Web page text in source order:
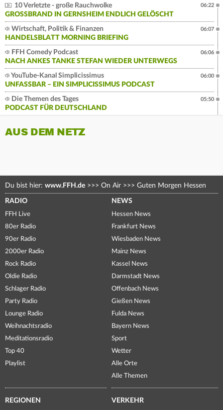
10 Verletzte - große Rauchwolke
GROSSBRAND IN GERNSHEIM ENDLICH GELÖSCHT
06:22
Wirtschaft, Politik & Finanzen
HANDELSBLATT MORNING BRIEFING
06:07
FFH Comedy Podcast
NACH ANKES TANKE STEFAN WIEDER UNTERWEGS
06:06
YouTube-Kanal Simplicissimus
UNFASSBAR – EIN SIMPLICISSIMUS PODCAST
06:00
Die Themen des Tages
PODCAST FÜR DEUTSCHLAND
05:50
AUS DEM NETZ
Du bist hier: www.FFH.de >>> On Air >>> Guten Morgen Hessen
RADIO
FFH Live
80er Radio
90er Radio
2000er Radio
Rock Radio
Oldie Radio
Schlager Radio
Party Radio
Lounge Radio
Weihnachtsradio
Meditationsradio
Top 40
Playlist
NEWS
Hessen News
Frankfurt News
Wiesbaden News
Mainz News
Kassel News
Darmstadt News
Offenbach News
Gießen News
Fulda News
Bayern News
Sport
Wetter
Alle Orte
Alle Themen
REGIONEN VERKEHR